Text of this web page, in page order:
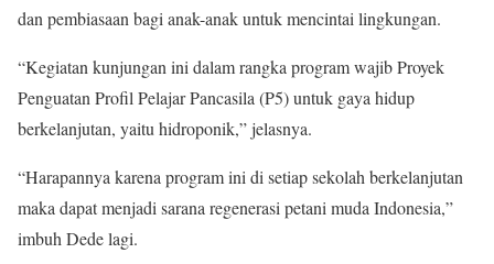
dan pembiasaan bagi anak-anak untuk mencintai lingkungan.
“Kegiatan kunjungan ini dalam rangka program wajib Proyek
Penguatan Profil Pelajar Pancasila (P5) untuk gaya hidup
berkelanjutan, yaitu hidroponik,” jelasnya.
“Harapannya karena program ini di setiap sekolah berkelanjutan
maka dapat menjadi sarana regenerasi petani muda Indonesia,”
imbuh Dede lagi.